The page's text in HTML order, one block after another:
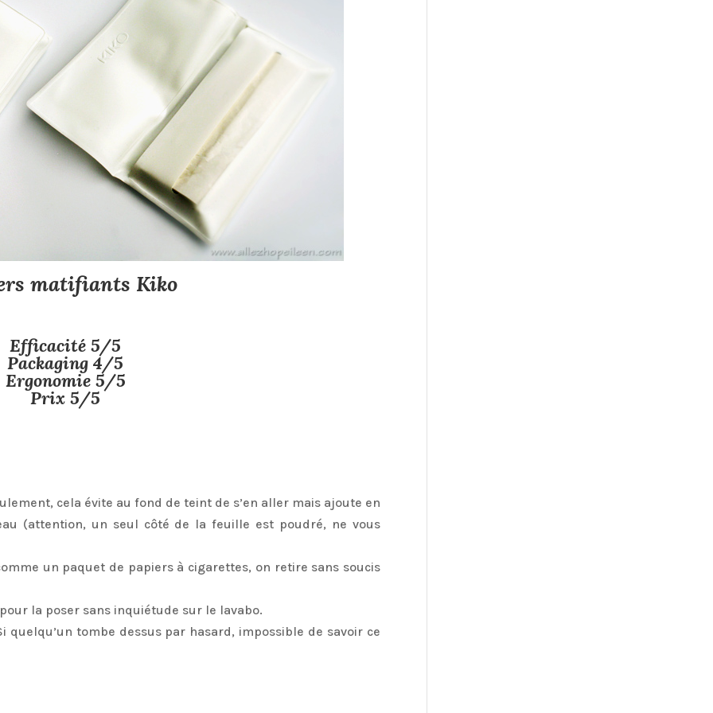
matifiants Kiko
Efficacité 5/5
Packaging 4/5
Ergonomie 5/5
Prix 5/5
cela évite au fond de teint de s’en aller mais ajoute en
(attention, un seul côté de la feuille est poudré, ne vous
un paquet de papiers à cigarettes, on retire sans soucis
la poser sans inquiétude sur le lavabo.
quelqu’un tombe dessus par hasard, impossible de savoir ce